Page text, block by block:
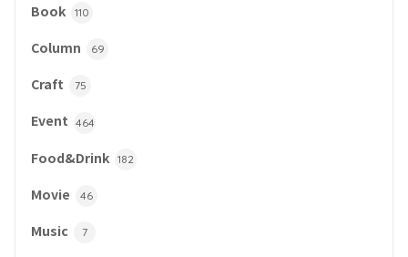
Book 110
Column 69
Craft 75
Event 464
Food&Drink 182
Movie 46
Music 7